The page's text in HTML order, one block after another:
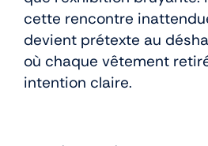
cette rencontre
devient prétexte au
où chaque vêtement
intention claire.